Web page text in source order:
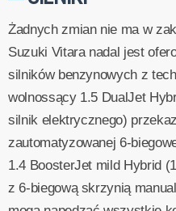
Żadnych zmian nie ma w
Suzuki Vitara nadal jest
silników benzynowych z
wolnossący 1.5 DualJet
silnik elektrycznego)
zautomatyzowanej 6-
1.4 BoosterJet mild Hybrid
z 6-biegową skrzynią